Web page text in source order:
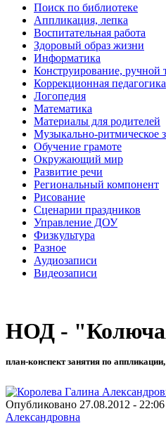
Поиск по библиотеке
Аппликация, лепка
Воспитательная работа
Здоровый образ жизни
Информатика
Конструирование, ручной
Коррекционная педагогика
Логопедия
Математика
Материалы для родителей
Музыкально-ритмическое
Обучение грамоте
Окружающий мир
Развитие речи
Региональный компонент
Рисование
Сценарии праздников
Управление ДОУ
Физкультура
Разное
Аудиозаписи
Видеозаписи
НОД -
план-конспект занятия по
Опубликовано 27.08.2012 -
Александровна